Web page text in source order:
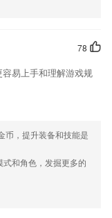
内容阅读。
件，您可以到应用商店
好的对产品进行优化修
78
易上手和理解游戏规
币，提升装备和技能是
和角色，发掘更多的